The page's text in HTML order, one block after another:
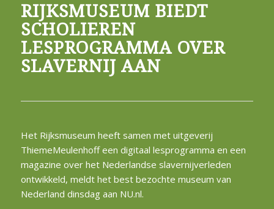
RIJKSMUSEUM BIEDT
SCHOLIEREN
LESPROGRAMMA OVER
SLAVERNIJ AAN
Het Rijksmuseum heeft samen met uitgeverij
ThiemeMeulenhoff een digitaal lesprogramma en een
magazine over het Nederlandse slavernijverleden
ontwikkeld, meldt het best bezochte museum van
Nederland dinsdag aan NU.nl.